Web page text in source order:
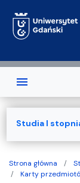
Strona główna
Karty
Studia I